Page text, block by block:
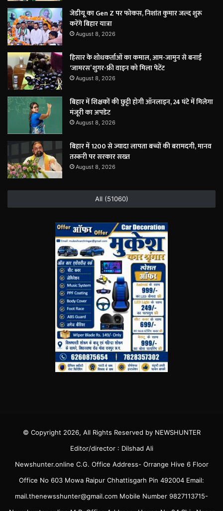
जेडीयू का Gen Z पर फोकस, निशांत कुमार जल्द शुरू
करेंगे बिहार यात्रा
August 8, 2026
हिसार के शोधकर्ताओं का कमाल, आम-जामुन से बनाई
‘जामरस’ शुगर-फ्री वाइन को मिला पेटेंट
August 8, 2026
बिहार में शिक्षकों की छुट्टी होगी ऑनलाइन, 24 घंटे में मिलेगा
मंजूरी का अपडेट
August 8, 2026
बिहार में 1200 से ज्यादा लापता बच्चों की बरामदगी, मानव
तस्करी पर सरकार सख्त
August 8, 2026
All (51060)
© Copyright 2026, All Rights Reserved by NEWSHUNTER
Editor/director : Dilshad Ali
Newshunter.online C.G. Office Address- Orrange Hive 6 Floor
Office No 603 Mowa Raipur Chhattisgarh Pin 492004 Email:
mail.thenewsshunter@gmail.com Mobile Number 9827113715-